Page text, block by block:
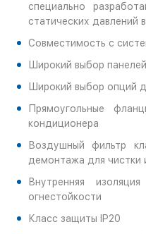
специально
статических давлений
Совместимость с
Широкий выбор
Широкий выбор опций
Прямоугольные
кондиционера
Воздушный фильтр
демонтажа для чистки
Внутренняя
огнестойкости
Класс защиты IP20